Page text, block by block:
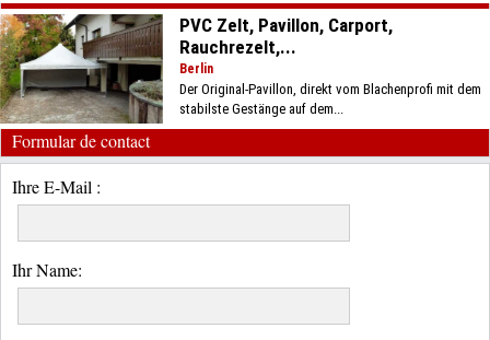
PVC Zelt, Pavillon, Carport,
Rauchrezelt,...
Berlin
Der Original-Pavillon, direkt vom Blachenprofi mit dem
stabilste Gestänge auf dem...
Formular de contact
Ihre E-Mail :
Ihr Name: